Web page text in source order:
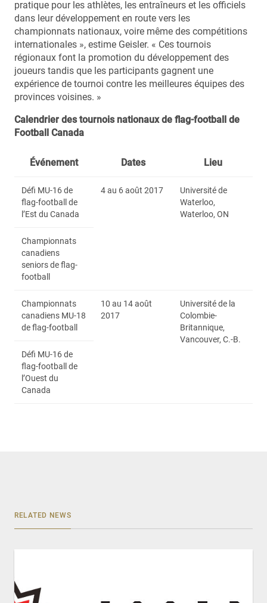
pratique pour les athlètes, les entraîneurs et les officiels
dans leur développement en route vers les
championnats nationaux, voire même des compétitions
internationales », estime Geisler. « Ces tournois
régionaux font la promotion du développement des
joueurs tandis que les participants gagnent une
expérience de tournoi contre les meilleures équipes des
provinces voisines. »
Calendrier des tournois nationaux de flag-football de
Football Canada
Événement Dates Lieu
Défi MU-16 de
flag-football de
l’Est du Canada
4 au 6 août 2017
Université de
Waterloo,
Waterloo, ON
Championnats
canadiens
seniors de flag-
football
Championnats
canadiens MU-18
de flag-football
10 au 14 août
2017
Université de la
Colombie-
Britannique,
Vancouver, C.-B.
Défi MU-16 de
flag-football de
l’Ouest du
Canada
RELATED NEWS